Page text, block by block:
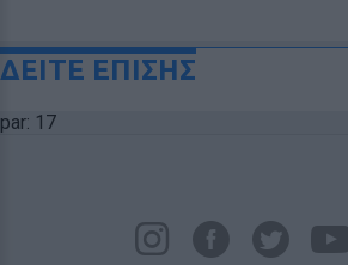
ΔΕΙΤΕ ΕΠΙΣΗΣ
par: 17